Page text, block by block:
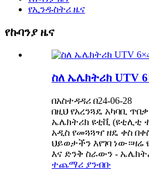
የኢንዱስትሪ ዜና
የኩባንያ ዜና
ስለ ኤሌክትሪክ UTV
በአስተዳዳሪ በ24-06-28
በዚህ የአረንጓዴ አካባቢ
ኤሌክትሪክ ዩቲቪ (ዩቲሊቲ
አዲስ የመጓጓዣ ዘዴ ቀስ
ህይወታችን እየገባ ነው።ዛሬ
እና ድንቅ ስራውን -
ተጨማሪ ያንብቡ